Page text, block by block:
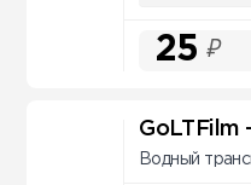
25 ₽
GoLTFilm
Водный